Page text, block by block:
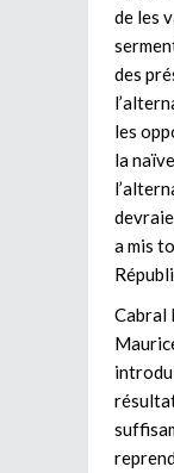
de les
des
les
la
a mis
Cabral